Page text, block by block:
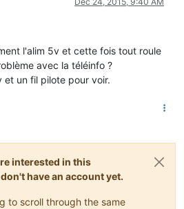
l'alim 5v et cette fois tout roule
avec la téléinfo ?
et un fil pilote pour voir.
interested in this
have an account yet.
to scroll through the same